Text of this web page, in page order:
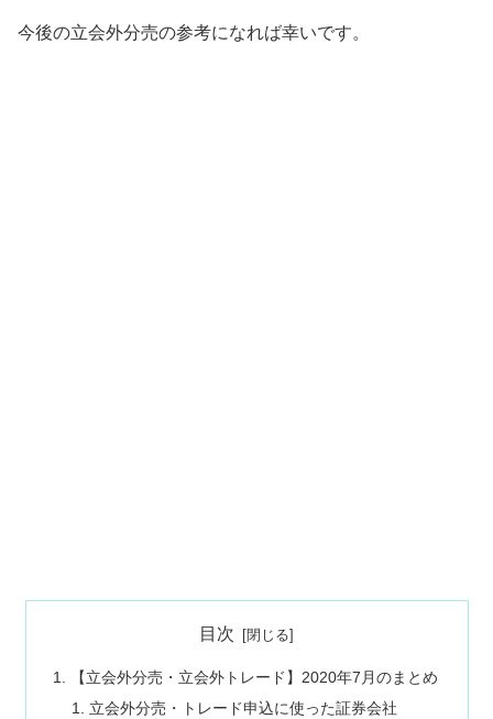
今後の立会外分売の参考になれば幸いです。
目次
【立会外分売・立会外トレード】2020年7月のまとめ
立会外分売・トレード申込に使った証券会社